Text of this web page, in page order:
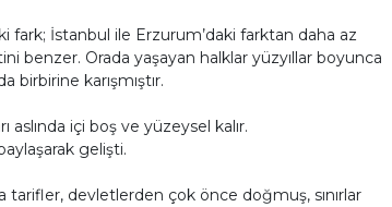
fark; İstanbul ile Erzurum’daki farktan daha az
benzer. Orada yaşayan halklar yüzyıllar boyunca
birbirine karışmıştır.
içi boş ve yüzeysel kalır.
gelişti.
tarifler, devletlerden çok önce doğmuş, sınırlar